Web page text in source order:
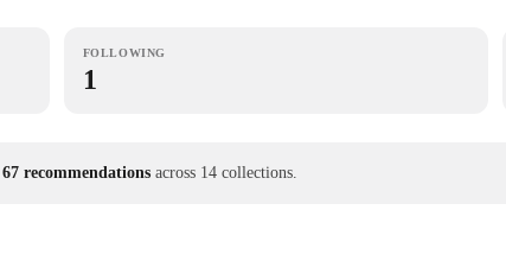
FOLLOWING
1
67 recommendations across 14 collections.